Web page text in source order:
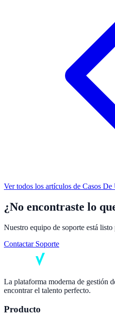
Ver todos los artículos de Casos De
¿No encontraste lo
Nuestro equipo de soporte está listo
Contactar Soporte
La plataforma moderna de gestión
encontrar el talento perfecto.
Producto